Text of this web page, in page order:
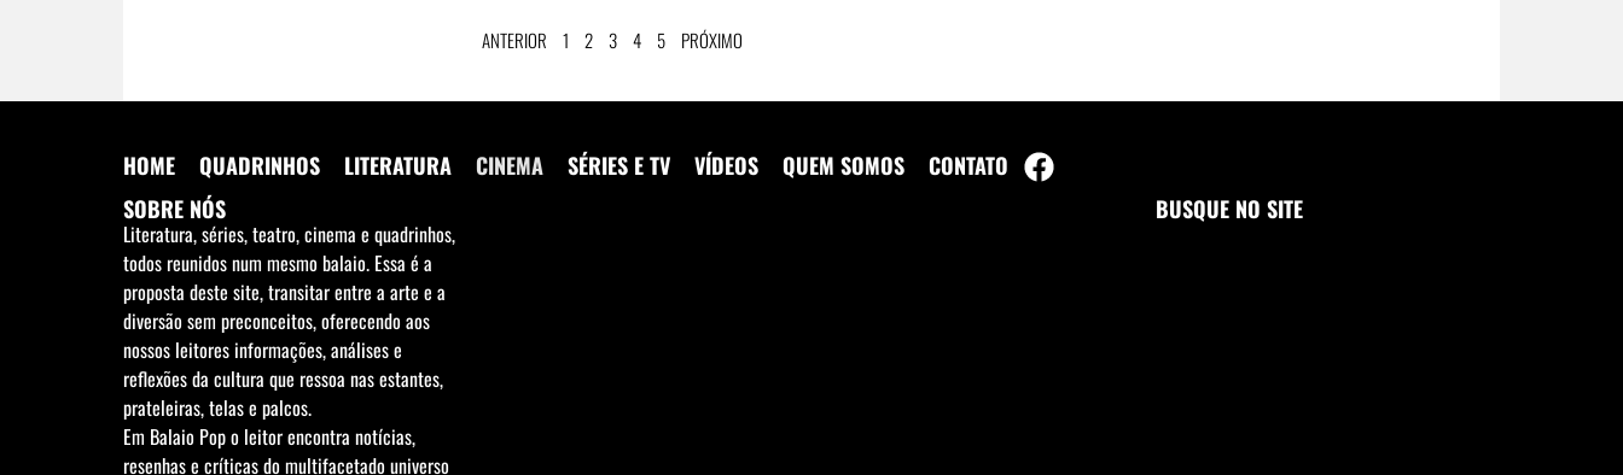
ANTERIOR 1 2 3 4 5 PRÓXIMO
HOME QUADRINHOS LITERATURA CINEMA SÉRIES E TV VÍDEOS QUEM SOMOS
CONTATO
SOBRE NÓS
Literatura, séries, teatro, cinema e quadrinhos,
todos reunidos num mesmo balaio. Essa é a
proposta deste site, transitar entre a arte e a
diversão sem preconceitos, oferecendo aos
nossos leitores informações, análises e
reflexões da cultura que ressoa nas estantes,
prateleiras, telas e palcos.
Em Balaio Pop o leitor encontra notícias,
resenhas e críticas do multifacetado universo
BUSQUE NO SITE